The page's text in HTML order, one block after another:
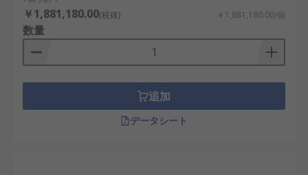
￥1,881,180.00(税抜) ￥1,881,180.00/個
数量
追加
データシート